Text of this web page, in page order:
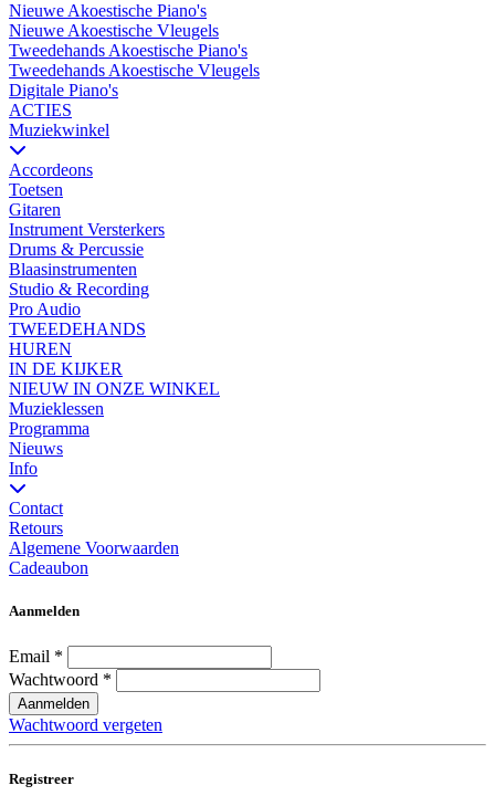
Nieuwe Akoestische Piano's
Nieuwe Akoestische Vleugels
Tweedehands Akoestische Piano's
Tweedehands Akoestische Vleugels
Digitale Piano's
ACTIES
Muziekwinkel
Accordeons
Toetsen
Gitaren
Instrument Versterkers
Drums & Percussie
Blaasinstrumenten
Studio & Recording
Pro Audio
TWEEDEHANDS
HUREN
IN DE KIJKER
NIEUW IN ONZE WINKEL
Muzieklessen
Programma
Nieuws
Info
Contact
Retours
Algemene Voorwaarden
Cadeaubon
Aanmelden
Email *
Wachtwoord *
Aanmelden
Wachtwoord vergeten
Registreer